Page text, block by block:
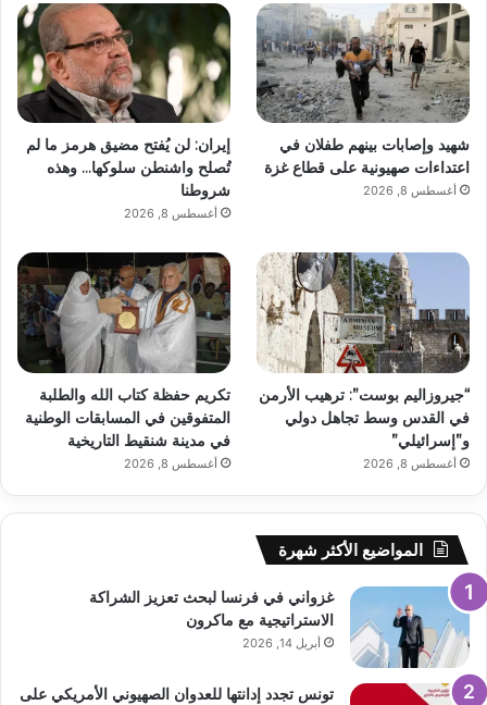
شهيد وإصابات بينهم طفلان في
اعتداءات صهيونية على قطاع غزة
أغسطس 8, 2026
إيران: لن يُفتح مضيق هرمز ما لم
تُصلح واشنطن سلوكها… وهذه
شروطنا
أغسطس 8, 2026
“جيروزاليم بوست”: ترهيب الأرمن
في القدس وسط تجاهل دولي
و”إسرائيلي”
أغسطس 8, 2026
تكريم حفظة كتاب الله والطلبة
المتفوقين في المسابقات الوطنية
في مدينة شنقيط التاريخية
أغسطس 8, 2026
المواضيع الأكثر شهرة
غزواني في فرنسا لبحث تعزيز الشراكة
الاستراتيجية مع ماكرون
أبريل 14, 2026
تونس تجدد إدانتها للعدوان الصهيوني الأمريكي على